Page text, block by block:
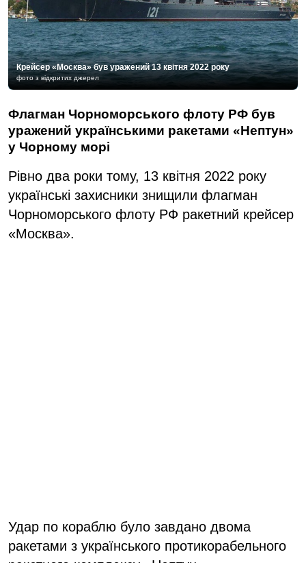
Крейсер «Москва» був уражений 13 квітня 2022 року
фото з відкритих джерел
Флагман Чорноморського флоту РФ був
уражений українськими ракетами «Нептун»
у Чорному морі
Рівно два роки тому, 13 квітня 2022 року
українські захисники знищили флагман
Чорноморського флоту РФ ракетний крейсер
«Москва».
Удар по кораблю було завдано двома
ракетами з українського протикорабельного